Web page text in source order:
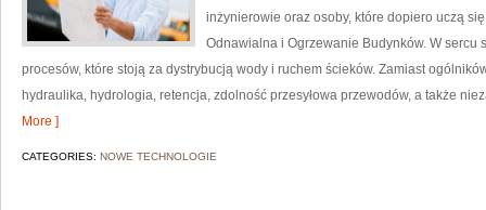
inżynierowie oraz osoby, które dopiero uczą
Odnawialna i Ogrzewanie Budynków. W
procesów, które stoją za dystrybucją wody i ruchem ścieków. Zamiast
hydraulika, hydrologia, retencja, zdolność przesyłowa przewodów, a także
More ]
CATEGORIES: NOWE TECHNOLOGIE